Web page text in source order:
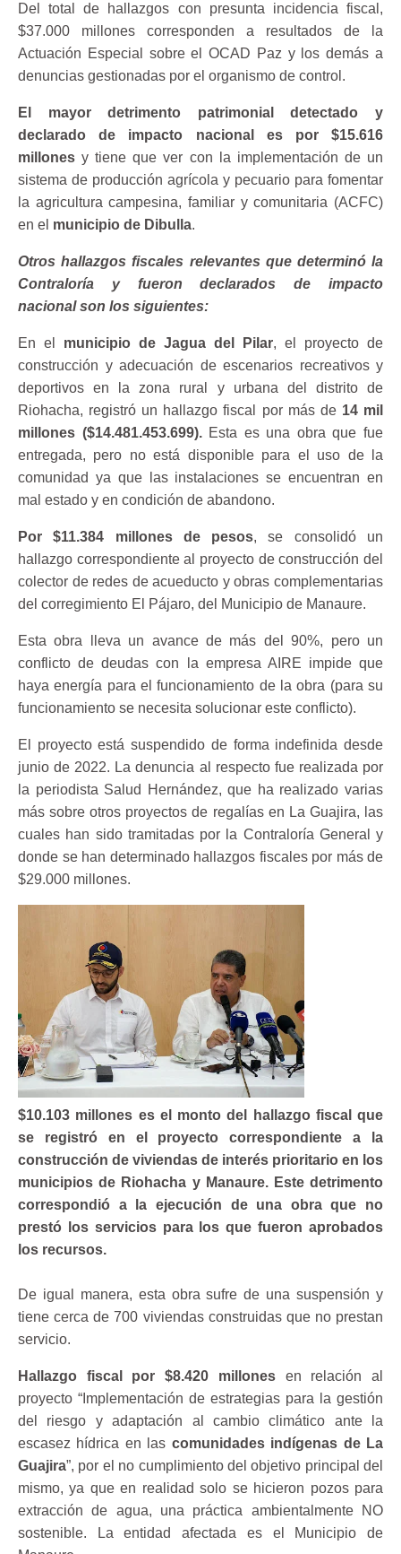
Del total de hallazgos con presunta incidencia fiscal,
$37.000 millones corresponden a resultados de la
Actuación Especial sobre el OCAD Paz y los demás a
denuncias gestionadas por el organismo de control.
El mayor detrimento patrimonial detectado y
declarado de impacto nacional es por $15.616
millones y tiene que ver con la implementación de un
sistema de producción agrícola y pecuario para fomentar
la agricultura campesina, familiar y comunitaria (ACFC)
en el municipio de Dibulla.
Otros hallazgos fiscales relevantes que determinó la
Contraloría y fueron declarados de impacto
nacionalson los siguientes:
En el municipio de Jagua del Pilar, el proyecto de
construcción y adecuación de escenarios recreativos y
deportivos en la zona rural y urbana del distrito de
Riohacha, registró un hallazgo fiscal por más de 14 mil
millones ($14.481.453.699).Esta es una obra que fue
entregada, pero no está disponible para el uso de la
comunidad ya que las instalaciones se encuentran en
mal estado y en condición de abandono.
Por $11.384 millones de pesos, se consolidó un
hallazgo correspondiente al proyecto de construcción del
colector de redes de acueducto y obras complementarias
del corregimiento El Pájaro, del Municipio de Manaure.
Esta obra lleva un avance de más del 90%, pero un
conflicto de deudas con la empresa AIRE impide que
haya energía para el funcionamiento de la obra (para su
funcionamiento se necesita solucionar este conflicto).
El proyecto está suspendido de forma indefinida desde
junio de 2022. La denuncia al respecto fue realizada por
la periodista Salud Hernández, que ha realizado varias
más sobre otros proyectos de regalías en La Guajira, las
cuales han sido tramitadas por la Contraloría General y
donde se han determinado hallazgos fiscales por más de
$29.000 millones.
$10.103 millones es el monto del hallazgo fiscal que
se registró en el proyecto correspondiente a la
construcción de viviendas de interés prioritario en los
municipios de Riohacha y Manaure. Este detrimento
correspondió a la ejecución de una obra que no
prestó los servicios para los que fueron aprobados
los recursos.
De igual manera, esta obra sufre de una suspensión y
tiene cerca de 700 viviendas construidas que no prestan
servicio.
Hallazgo fiscal por $8.420 millonesen relación al
proyecto “Implementación de estrategias para la gestión
del riesgo y adaptación al cambio climático ante la
escasez hídrica en las comunidades indígenas de La
Guajira”, por el no cumplimiento del objetivo principal del
mismo, ya que en realidad solo se hicieron pozos para
extracción de agua, una práctica ambientalmente NO
sostenible. La entidad afectada es el Municipio de